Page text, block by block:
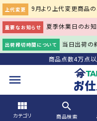
上代変更 9月より上代変更商品
重要なお知らせ 夏季休業日のお
出荷締切時間について
当日出荷の
商品点数4万点
menu
view_module
カテゴリ
search
商品検索